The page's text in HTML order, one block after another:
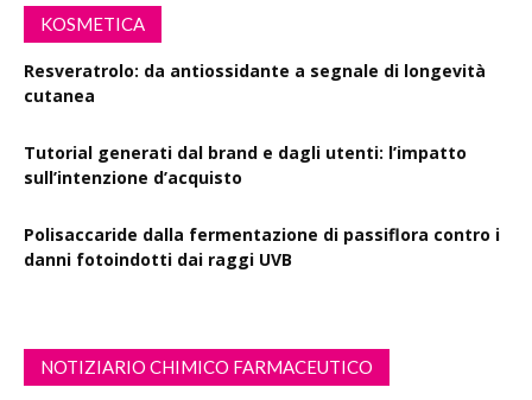
KOSMETICA
Resveratrolo: da antiossidante a segnale di longevità
cutanea
Tutorial generati dal brand e dagli utenti: l’impatto
sull’intenzione d’acquisto
Polisaccaride dalla fermentazione di passiflora contro i
danni fotoindotti dai raggi UVB
NOTIZIARIO CHIMICO FARMACEUTICO